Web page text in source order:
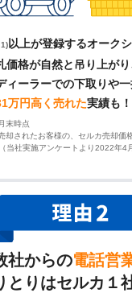
以上が登録するオーク
価格が自然と吊り上がり
ィーラーでの下取りや
万円高く売れた実績も！
末時点
却されたお客様の、セルカ売却価
当社実施アンケートより2022年4
社からの電話営
とりはセルカ１